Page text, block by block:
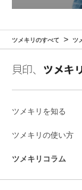
るとともに、
ツメキリのすべて ツ
貝印、 ツメキ
ツメキリを知る
ツメキリの使い方
ツメキリコラム